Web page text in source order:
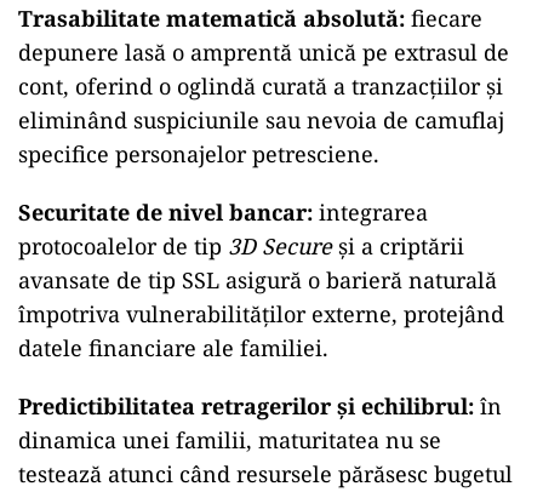
Trasabilitate matematică absolută: fiecare
depunere lasă o amprentă unică pe extrasul de
cont, oferind o oglindă curată a tranzacțiilor și
eliminând suspiciunile sau nevoia de camuflaj
specifice personajelor petresciene.
Securitate de nivel bancar: integrarea
protocoalelor de tip 3D Secureși a criptării
avansate de tip SSL asigură o barieră naturală
împotriva vulnerabilităților externe, protejând
datele financiare ale familiei.
Predictibilitatea retragerilor și echilibrul: în
dinamica unei familii, maturitatea nu se
testează atunci când resursele părăsesc bugetul